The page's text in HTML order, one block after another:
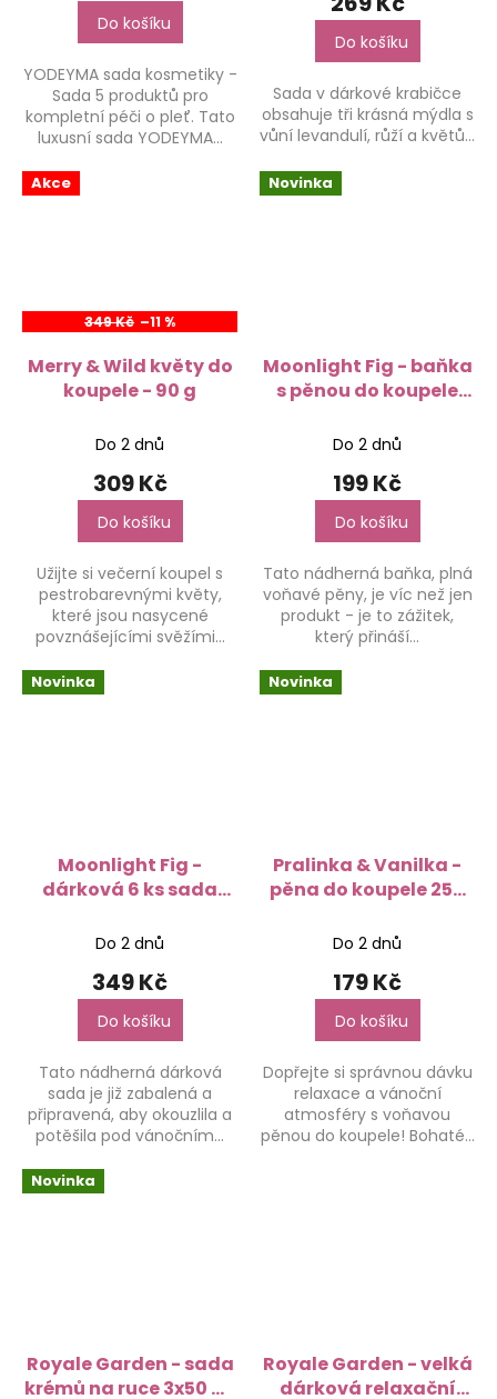
5
hvězdiček.
Do košíku
YODEYMA sada kosmetiky -
Sada 5 produktů pro
kompletní péči o pleť. Tato
luxusní sada YODEYMA...
Do košíku
Sada v dárkové krabičce
obsahuje tři krásná mýdla s
vůní levandulí, růží a květů...
Akce
349 Kč –11 %
Merry & Wild květy do
koupele - 90 g
Do 2 dnů
309 Kč
Do košíku
Užijte si večerní koupel s
pestrobarevnými květy,
které jsou nasycené
povznášejícími svěžími...
Novinka
Moonlight Fig - baňka
s pěnou do koupele
Do 2 dnů
199 Kč
Do košíku
Tato nádherná baňka, plná
voňavé pěny, je víc než jen
produkt - je to zážitek,
který přináší...
Novinka
Moonlight Fig -
dárková 6 ks sada
Do 2 dnů
349 Kč
Do košíku
Tato nádherná dárková
sada je již zabalená a
připravená, aby okouzlila a
potěšila pod vánočním...
Novinka
Pralinka & Vanilka -
pěna do koupele 250
Do 2 dnů
179 Kč
Do košíku
Dopřejte si správnou dávku
relaxace a vánoční
atmosféry s voňavou
pěnou do koupele! Bohaté...
Novinka
Royale Garden - sada
krémů na ruce 3x50 ml
Royale Garden - velká
dárková relaxační